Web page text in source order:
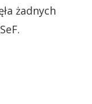
żadnych